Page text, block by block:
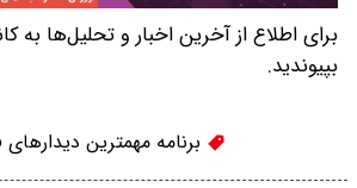
برای اطلاع از آخرین اخبار و تحلیل‌ها به
بپیوندید.
برنامه مهمترین دیدارهای